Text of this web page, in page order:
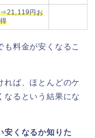
⇒21,119円お
得
も料金が安くなるこ
れば、ほとんどのケ
なるという結果にな
安くなるか知りた